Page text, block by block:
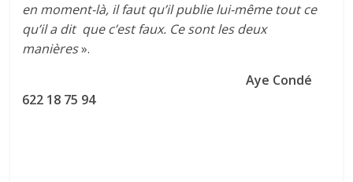
en moment-là, il faut qu’il publie lui-même tout ce
qu’il a dit que c’est faux. Ce sont les deux
manières».
Aye Condé
622 18 75 94